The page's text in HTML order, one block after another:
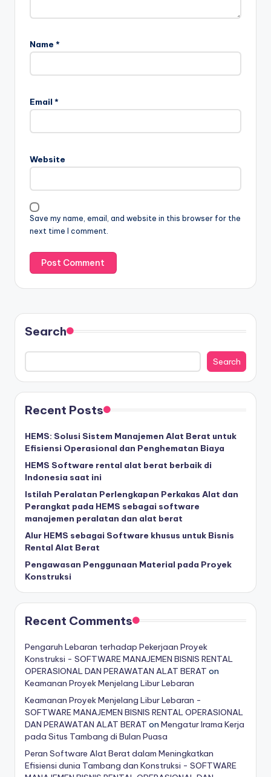
Name *
Email *
Website
Save my name, email, and website in this browser for the
next time I comment.
Search
Search
Recent Posts
HEMS: Solusi Sistem Manajemen Alat Berat untuk
Efisiensi Operasional dan Penghematan Biaya
HEMS Software rental alat berat berbaik di
Indonesia saat ini
Istilah Peralatan Perlengkapan Perkakas Alat dan
Perangkat pada HEMS sebagai software
manajemen peralatan dan alat berat
Alur HEMS sebagai Software khusus untuk Bisnis
Rental Alat Berat
Pengawasan Penggunaan Material pada Proyek
Konstruksi
Recent Comments
Pengaruh Lebaran terhadap Pekerjaan Proyek
Konstruksi - SOFTWARE MANAJEMEN BISNIS RENTAL
OPERASIONAL DAN PERAWATAN ALAT BERAT on
Keamanan Proyek Menjelang Libur Lebaran
Keamanan Proyek Menjelang Libur Lebaran -
SOFTWARE MANAJEMEN BISNIS RENTAL OPERASIONAL
DAN PERAWATAN ALAT BERAT on Mengatur Irama Kerja
pada Situs Tambang di Bulan Puasa
Peran Software Alat Berat dalam Meningkatkan
Efisiensi dunia Tambang dan Konstruksi - SOFTWARE